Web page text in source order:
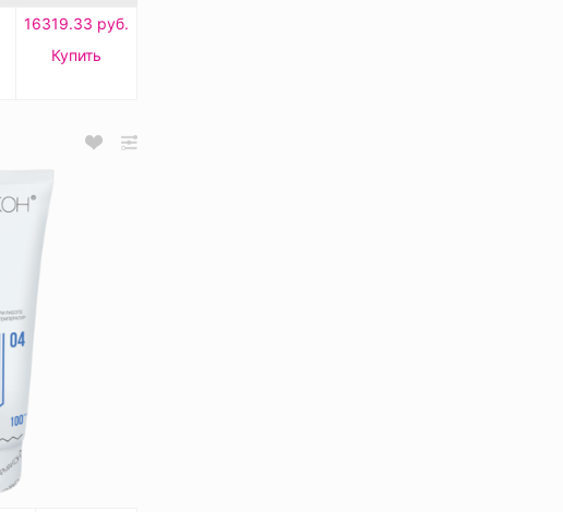
16319.33 руб.
Купить